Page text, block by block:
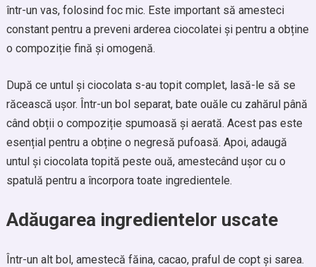
într-un vas, folosind foc mic. Este important să amesteci
constant pentru a preveni arderea ciocolatei și pentru a obține
o compoziție fină și omogenă.
După ce untul și ciocolata s-au topit complet, lasă-le să se
răcească ușor. Într-un bol separat, bate ouăle cu zahărul până
când obții o compoziție spumoasă și aerată. Acest pas este
esențial pentru a obține o negresă pufoasă. Apoi, adaugă
untul și ciocolata topită peste ouă, amestecând ușor cu o
spatulă pentru a încorpora toate ingredientele.
Adăugarea ingredientelor uscate
Într-un alt bol, amestecă făina, cacao, praful de copt și sarea.